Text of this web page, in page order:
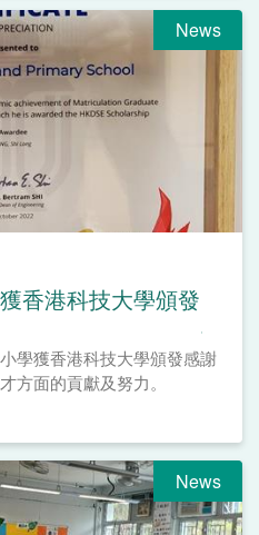
News
香港科技大學頒發
學獲香港科技大學頒發感謝
方面的貢獻及努力。
News